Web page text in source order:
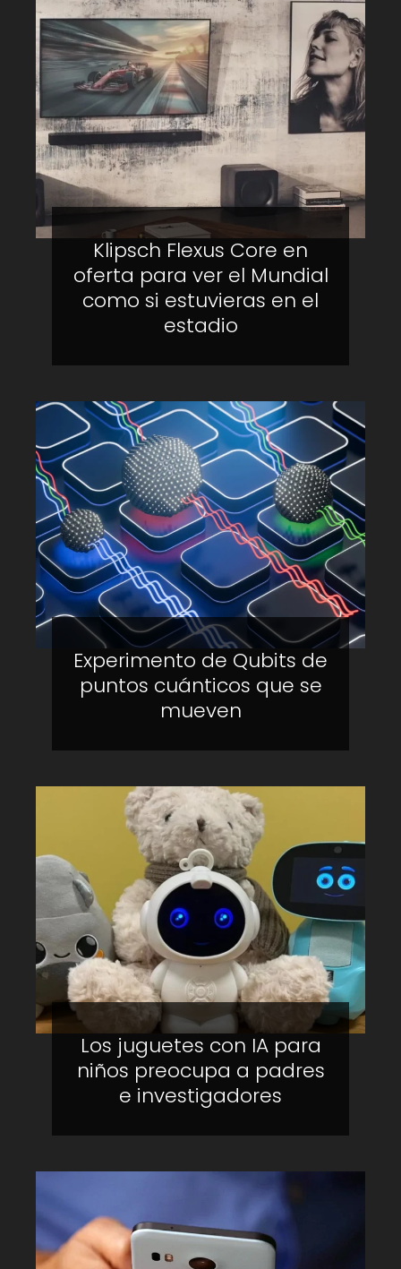
Klipsch Flexus Core en
oferta para ver el Mundial
como si estuvieras en el
estadio
Experimento de Qubits de
puntos cuánticos que se
mueven
Los juguetes con IA para
niños preocupa a padres
e investigadores